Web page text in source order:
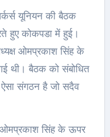
हुए कोकपडा में हुई।
ओमप्रकाश सिंह के
थी। बैठक को संबोधित
संगठन है जो सदैव
ओमप्रकाश सिंह के ऊपर